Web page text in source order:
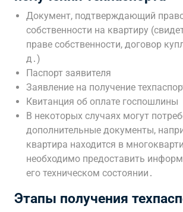
Документ, подтверждающий
собственности на квартиру
праве собственности, договор
д․)
Паспорт заявителя
Заявление на получение
Квитанция об оплате госпошлины
В некоторых случаях могут
дополнительные документы,
квартира находится в
необходимо предоставить
его техническом состоянии․
Этапы получения